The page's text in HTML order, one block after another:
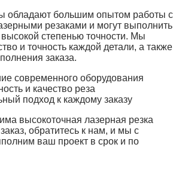
обладают большим опытом работы с
резаками и могут выполнить
степенью точности. Мы
и точность каждой детали, а также
заказа.
современного оборудования
и качество реза
подход к каждому заказу
высокоточная лазерная резка
обратитесь к нам, и мы с
ваш проект в срок и по